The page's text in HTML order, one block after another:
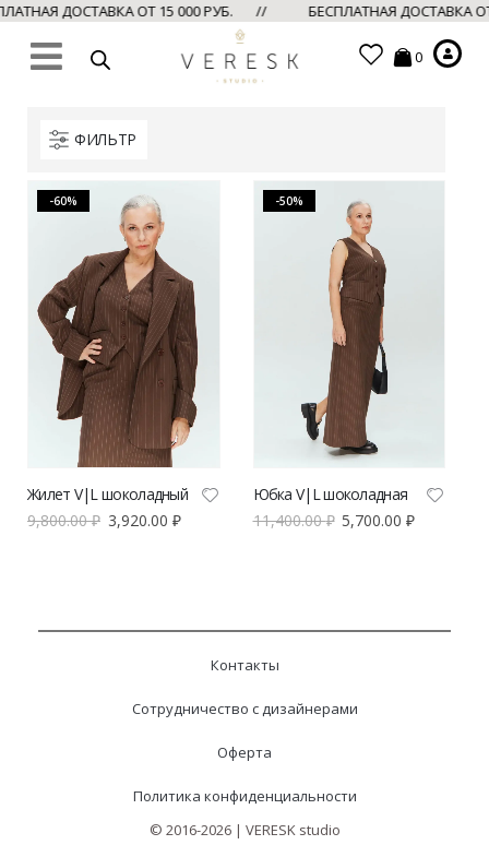
ДОСТАВКА ОТ 15 000 РУБ. // БЕСПЛАТНАЯ ДОСТАВКА
0
ФИЛЬТР
-60%
Жилет V|L шоколадный
9,800.00₽ 3,920.00 ₽
-50%
Юбка V|L шоколадная
11,400.00₽ 5,700.00₽
Контакты
Сотрудничество с дизайнерами
Оферта
Политика конфиденциальности
© 2016-2026 | VERESK studio